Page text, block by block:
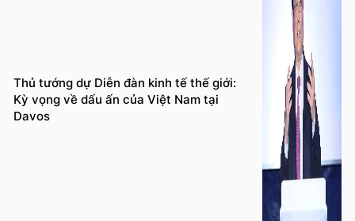
Thủ tướng dự Diễn đàn kinh tế thế giới:
Kỳ vọng về dấu ấn của Việt Nam tại
Davos